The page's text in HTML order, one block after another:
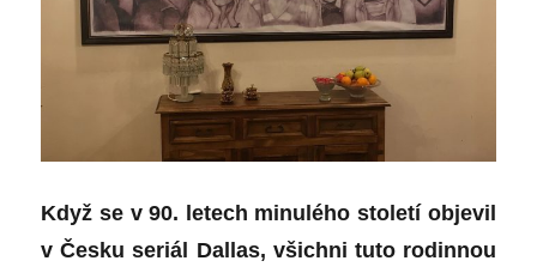
Když se v 90. letech minulého století objevil
v Česku seriál Dallas, všichni tuto rodinnou